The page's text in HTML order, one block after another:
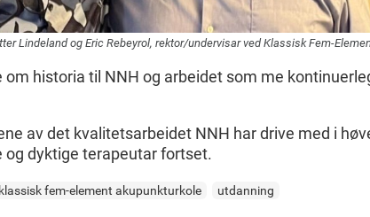
Lindeland og Eric Rebeyrol, rektor/undervisar ved Klassisk Fem-
historia til NNH og arbeidet som me
av det kvalitetsarbeidet NNH har drive med i
og dyktige terapeutar fortset.
klassisk fem-element akupunkturkole utdanning